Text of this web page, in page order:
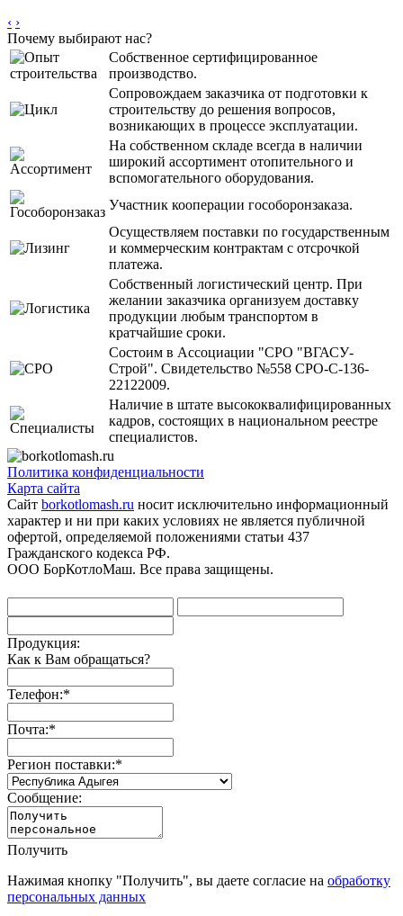
‹ ›
Почему выбирают нас?
Собственное сертифицированное
производство.
Сопровождаем заказчика от подготовки к
строительству до решения вопросов,
возникающих в процессе эксплуатации.
На собственном складе всегда в наличии
широкий ассортимент отопительного и
вспомогательного оборудования.
Участник кооперации гособоронзаказа.
Осуществляем поставки по государственным
и коммерческим контрактам с отсрочкой
платежа.
Собственный логистический центр. При
желании заказчика организуем доставку
продукции любым транспортом в
кратчайшие сроки.
Состоим в Ассоциации "СРО "ВГАСУ-
Строй". Свидетельство №558 СРО-С-136-
22122009.
Наличие в штате высококвалифицированных
кадров, состоящих в национальном реестре
специалистов.
Политика конфиденциальности
Карта сайта
Сайт borkotlomash.ru носит исключительно информационный
характер и ни при каких условиях не является публичной
офертой, определяемой положениями статьи 437
Гражданского кодекса РФ.
ООО БорКотлоМаш. Все права защищены.
Продукция:
Как к Вам обращаться?
Телефон:*
Почта:*
Регион поставки:*
Сообщение:
Получить
Нажимая кнопку "Получить", вы даете согласие на обработку
персональных данных